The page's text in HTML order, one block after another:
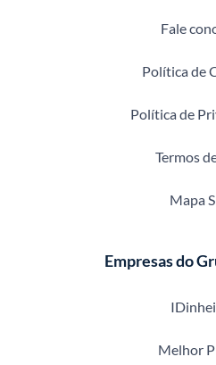
Fale
Política de
Política de
Termos
Mapa
Empresas do
Melhor